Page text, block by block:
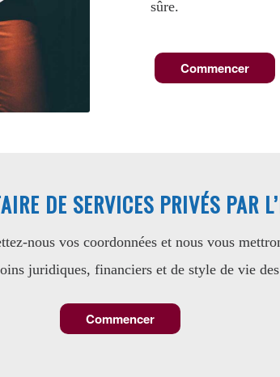
sûre.
Commencer
DE SERVICES PRIVÉS PAR
nous vos coordonnées et nous vous
juridiques, financiers et de style de vie
Commencer